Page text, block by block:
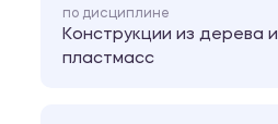
по дисциплине
Конструкции из дерева и
пластмасс